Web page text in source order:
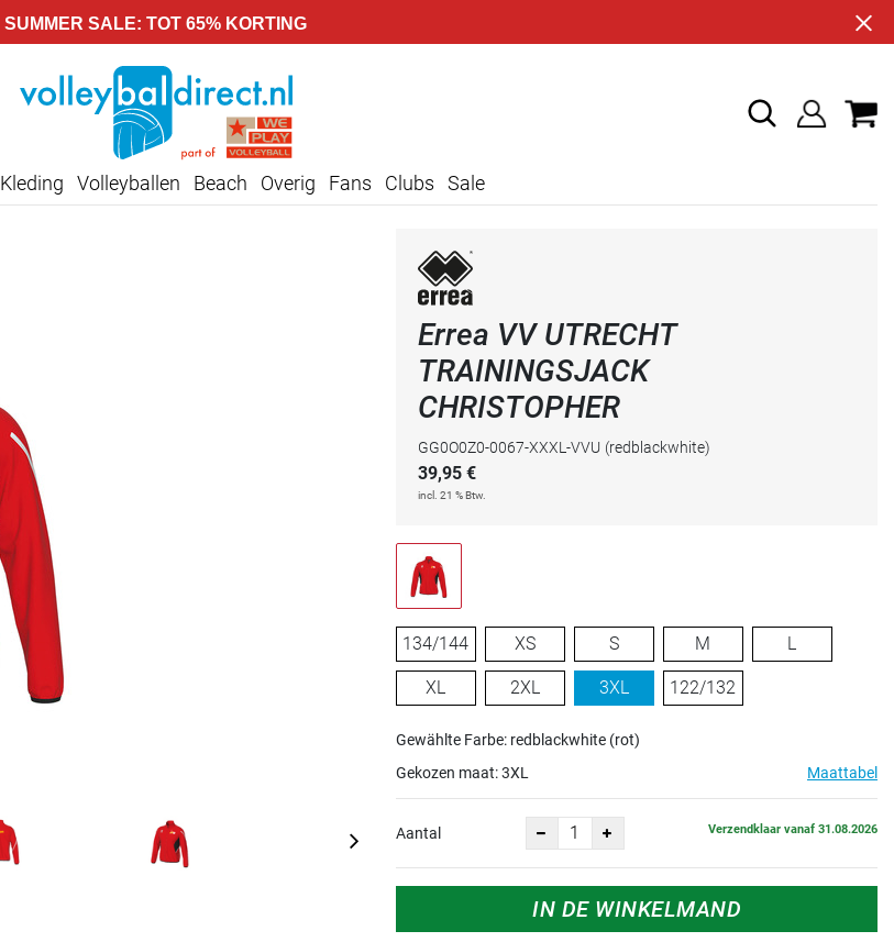
SUMMER SALE: TOT 65% KORTING
Kleding Volleyballen Beach Overig Fans Clubs Sale
Errea VV UTRECHT
TRAININGSJACK
CHRISTOPHER
GG0O0Z0-0067-XXXL-VVU (redblackwhite)
39,95 €
incl. 21 % Btw.
134/144 XS S M L
XL 2XL 3XL 122/132
Gewählte Farbe: redblackwhite (rot)
Gekozen maat:3XL Maattabel
Aantal Verzendklaar vanaf 31.08.2026
IN DE WINKELMAND